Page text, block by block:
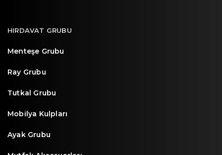
HIRDAVAT GRUBU
Menteşe Grubu
Ray Grubu
Tutkal Grubu
Mobilya Kulpları
Ayak Grubu